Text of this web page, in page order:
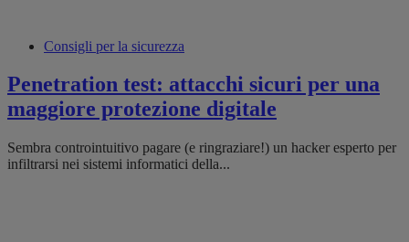
Consigli per la sicurezza
Penetration test: attacchi sicuri per una
maggiore protezione digitale
Sembra controintuitivo pagare (e ringraziare!) un hacker esperto per
infiltrarsi nei sistemi informatici della...